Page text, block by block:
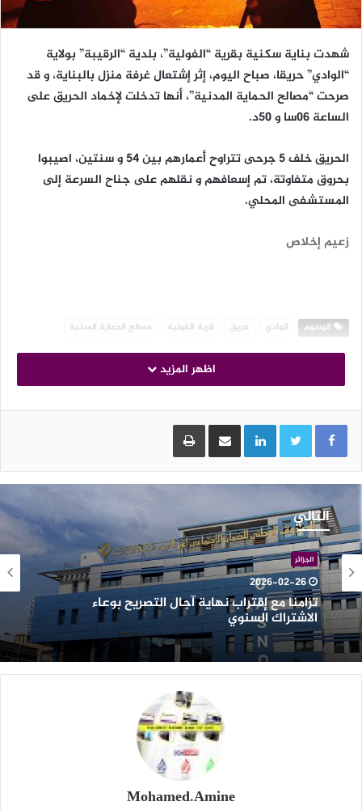
شهدت بناية سكنية بقرية “الفولية”، بلدية “الرقيبة” بولاية
“الوادي” حريقا، صباح اليوم، إثر إشتعال غرفة منزل بالبناية، و قد
صرحت “مصالح الحماية المدنية”، أنها تدخلت لإخماد الحريق على
الساعة 06سا و 50د.
الحريق خلف 5 جرحى تتراوح أعمارهم بين 54 و سنتين، اصيبوا
بحروق متفاوتة، تم إسعافهم و نقلهم على جناح السرعة إلى
المستشفى المحلي.
زعيم إخلاص
الوسوم الوادي حريق قرية الفولية مصالح الحماية المدنية
اظهر المزيد
LinkedInمشاركة عبر البريد طباعة
التالي إقتراب
نهاية
آجال
التصريح
بوعاء
الاشتراك
السنوي
الجزائر
2026-02-26
تزامنا مع إقتراب نهاية آجال التصريح بوعاء
الاشتراك السنوي
Mohamed.Amine